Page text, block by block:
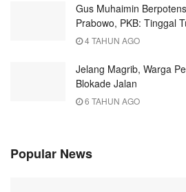
Gus Muhaimin
Prabowo, PKB: Tinggal
4 TAHUN AGO
Jelang Magrib, Warga
Blokade Jalan
6 TAHUN AGO
Popular News